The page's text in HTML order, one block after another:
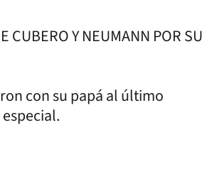
CUBERO Y NEUMANN POR SU
con su papá al último